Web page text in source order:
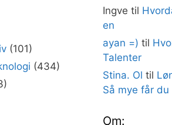
(101)
(434)
Ingve til
en
ayan =) til
Talenter
Stina. Ol til
Så mye får
Om: